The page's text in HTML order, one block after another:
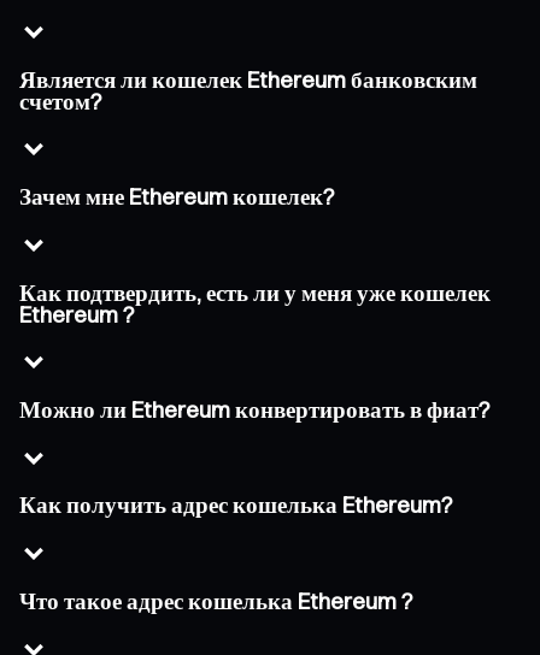
Является ли кошелек Ethereum банковским
счетом?
Зачем мне Ethereum кошелек?
Как подтвердить, есть ли у меня уже кошелек
Ethereum ?
Можно ли Ethereum конвертировать в фиат?
Как получить адрес кошелька Ethereum?
Что такое адрес кошелька Ethereum ?